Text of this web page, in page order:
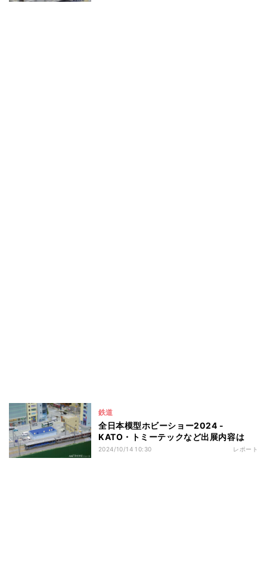
鉄道
全日本模型ホビーショー2024 -
KATO・トミーテックなど出展内容は
2024/10/14 10:30 レポート